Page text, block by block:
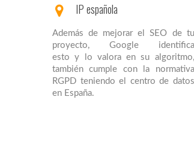
IP española
Además de mejorar el SEO de tu
proyecto, Google identifica
esto y lo valora en su algoritmo,
también cumple con la normativa
RGPD teniendo el centro de datos
en España.